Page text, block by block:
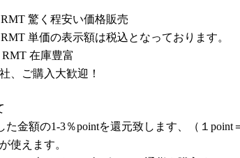
RMT 驚く程安い価格販売
RMT 単価の表示額は税込となっております。
RMT 在庫豊富
、ご購入大歓迎！
金額の1-3％pointを還元致します、（１point
使えます。